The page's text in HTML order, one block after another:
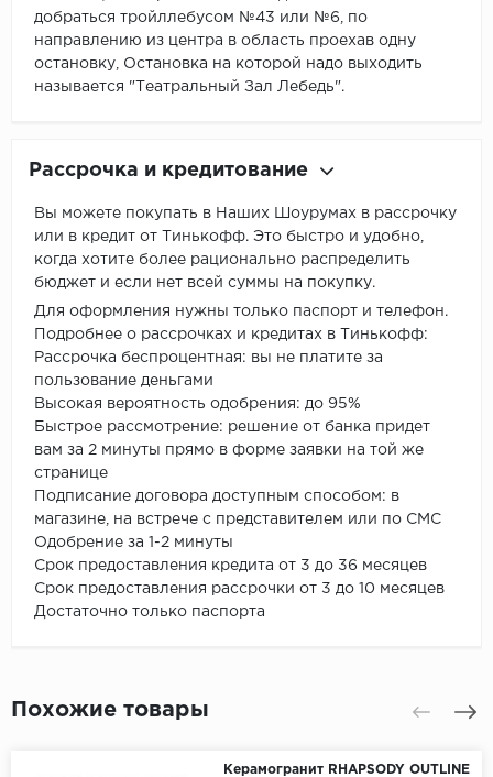
добраться тройллебусом №43 или №6, по
направлению из центра в область проехав одну
остановку, Остановка на которой надо выходить
называется "Театральный Зал Лебедь".
Рассрочка и кредитование
Вы можете покупать в Наших Шоурумах в рассрочку
или в кредит от Тинькофф. Это быстро и удобно,
когда хотите более рационально распределить
бюджет и если нет всей суммы на покупку.
Для оформления нужны только паспорт и телефон.
Подробнее о рассрочках и кредитах в Тинькофф:
Рассрочка беспроцентная: вы не платите за
пользование деньгами
Высокая вероятность одобрения: до 95%
Быстрое рассмотрение: решение от банка придет
вам за 2 минуты прямо в форме заявки на той же
странице
Подписание договора доступным способом: в
магазине, на встрече с представителем или по СМС
Одобрение за 1-2 минуты
Срок предоставления кредита от 3 до 36 месяцев
Срок предоставления рассрочки от 3 до 10 месяцев
Достаточно только паспорта
Похожие товары
Керамогранит RHAPSODY OUTLINE